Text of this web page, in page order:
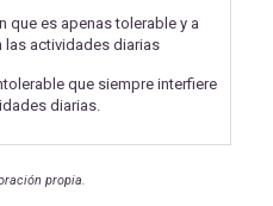
que es apenas tolerable y a
las actividades diarias
que siempre interfiere
diarias.
propia.